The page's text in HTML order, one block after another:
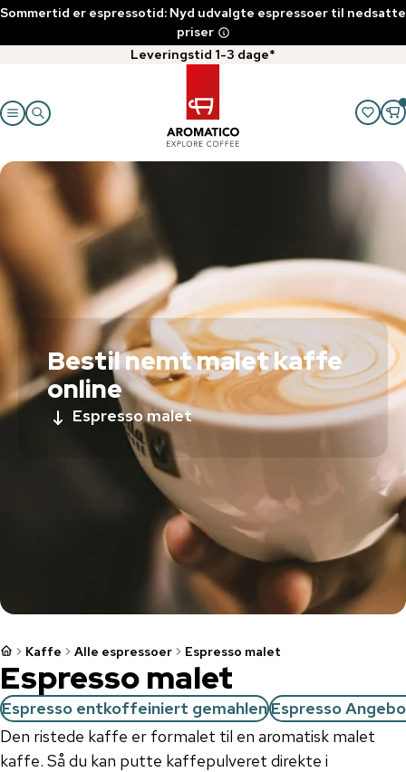
Sommertid er espressotid: Nyd udvalgte espressoer til nedsatte
priser
Leveringstid 1-3 dage*
Bestil nemt malet kaffe
online
Espresso malet
Kaffe Alle espressoer Espresso malet
Espresso malet
Espresso entkoffeiniert gemahlenEspresso
Den ristede kaffe er formalet til en aromatisk malet
kaffe. Så du kan putte kaffepulveret direkte i